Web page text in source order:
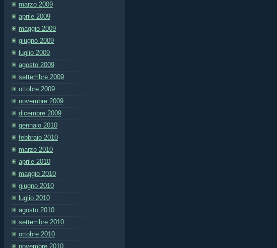
marzo 2009
aprile 2009
maggio 2009
giugno 2009
luglio 2009
agosto 2009
settembre 2009
ottobre 2009
novembre 2009
dicembre 2009
gennaio 2010
febbraio 2010
marzo 2010
aprile 2010
maggio 2010
giugno 2010
luglio 2010
agosto 2010
settembre 2010
ottobre 2010
novembre 2010